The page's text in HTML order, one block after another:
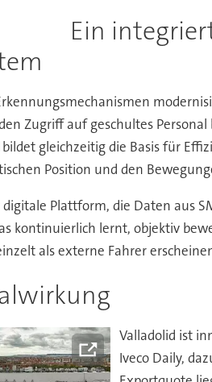
Ein
Zugriff auf geschultes
gleichzeitig die Basis für
Position und den
Plattform, die Daten aus
kontinuierlich lernt, objektiv
als externe Fahrer
Valladolid ist
Iveco Daily,